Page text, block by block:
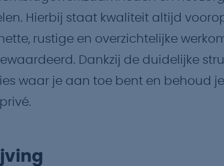
Hierbij staat kwaliteit altijd
rustige en overzichtelijke
Dankzij de duidelijke
waar je aan toe bent en behoud